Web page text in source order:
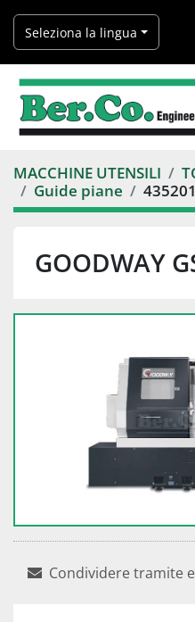
Seleziona la lingua
MACCHINE UTENSILI
Guide piane
GOODWAY
Condividere tramite